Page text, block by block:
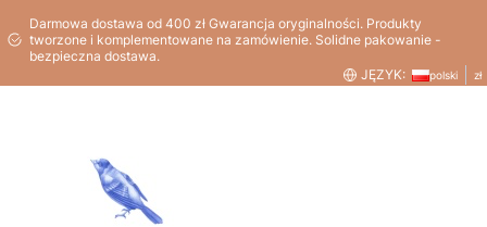
Darmowa dostawa od 400 zł Gwarancja oryginalności. Produkty
tworzone i komplementowane na zamówienie. Solidne pakowanie -
bezpieczna dostawa.
JĘZYK:
polski zł